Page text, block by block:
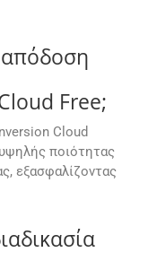
απόδοση
Free;
Cloud
ποιότητας
εξασφαλίζοντας